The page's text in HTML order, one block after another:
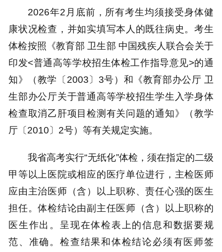
2026年2月底前，所有考生均须接受身体健
康状况检查，并如实填写本人的既往病史。考生
体检按照《教育部 卫生部 中国残疾人联合会关于
印发<普通高等学校招生体检工作指导意见>的通
知》（教学〔2003〕3号）和《教育部办公厅 卫
生部办公厅关于普通高等学校招生学生入学身体
检查取消乙肝项目检测有关问题的通知》（教学
厅〔2010〕2号）等有关规定实施。
我省高考实行“无纸化”体检，须在指定的二级
甲等以上医院或相应的医疗单位进行，主检医师
应由主治医师（含）以上职称、责任心强的医生
担任。体检结论由副主任医师（含）以上职称的
医生作出。呈现在体检表上的信息和数据要规
范、准确。检查结果和体检结论必须有医师签